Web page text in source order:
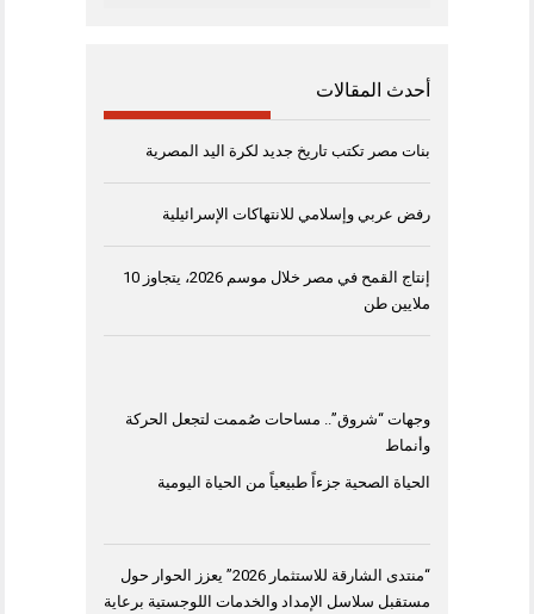
أحدث المقالات
بنات مصر تكتب تاريخ جديد لكرة اليد المصرية
رفض عربي وإسلامي للانتهاكات الإسرائيلية
إنتاج القمح في مصر خلال موسم 2026، يتجاوز 10
ملايين طن
وجهات “شروق”.. مساحات صُممت لتجعل الحركة
وأنماط
الحياة الصحية جزءاً طبيعياً من الحياة اليومية
“منتدى الشارقة للاستثمار 2026” يعزز الحوار حول
مستقبل سلاسل الإمداد والخدمات اللوجستية برعاية